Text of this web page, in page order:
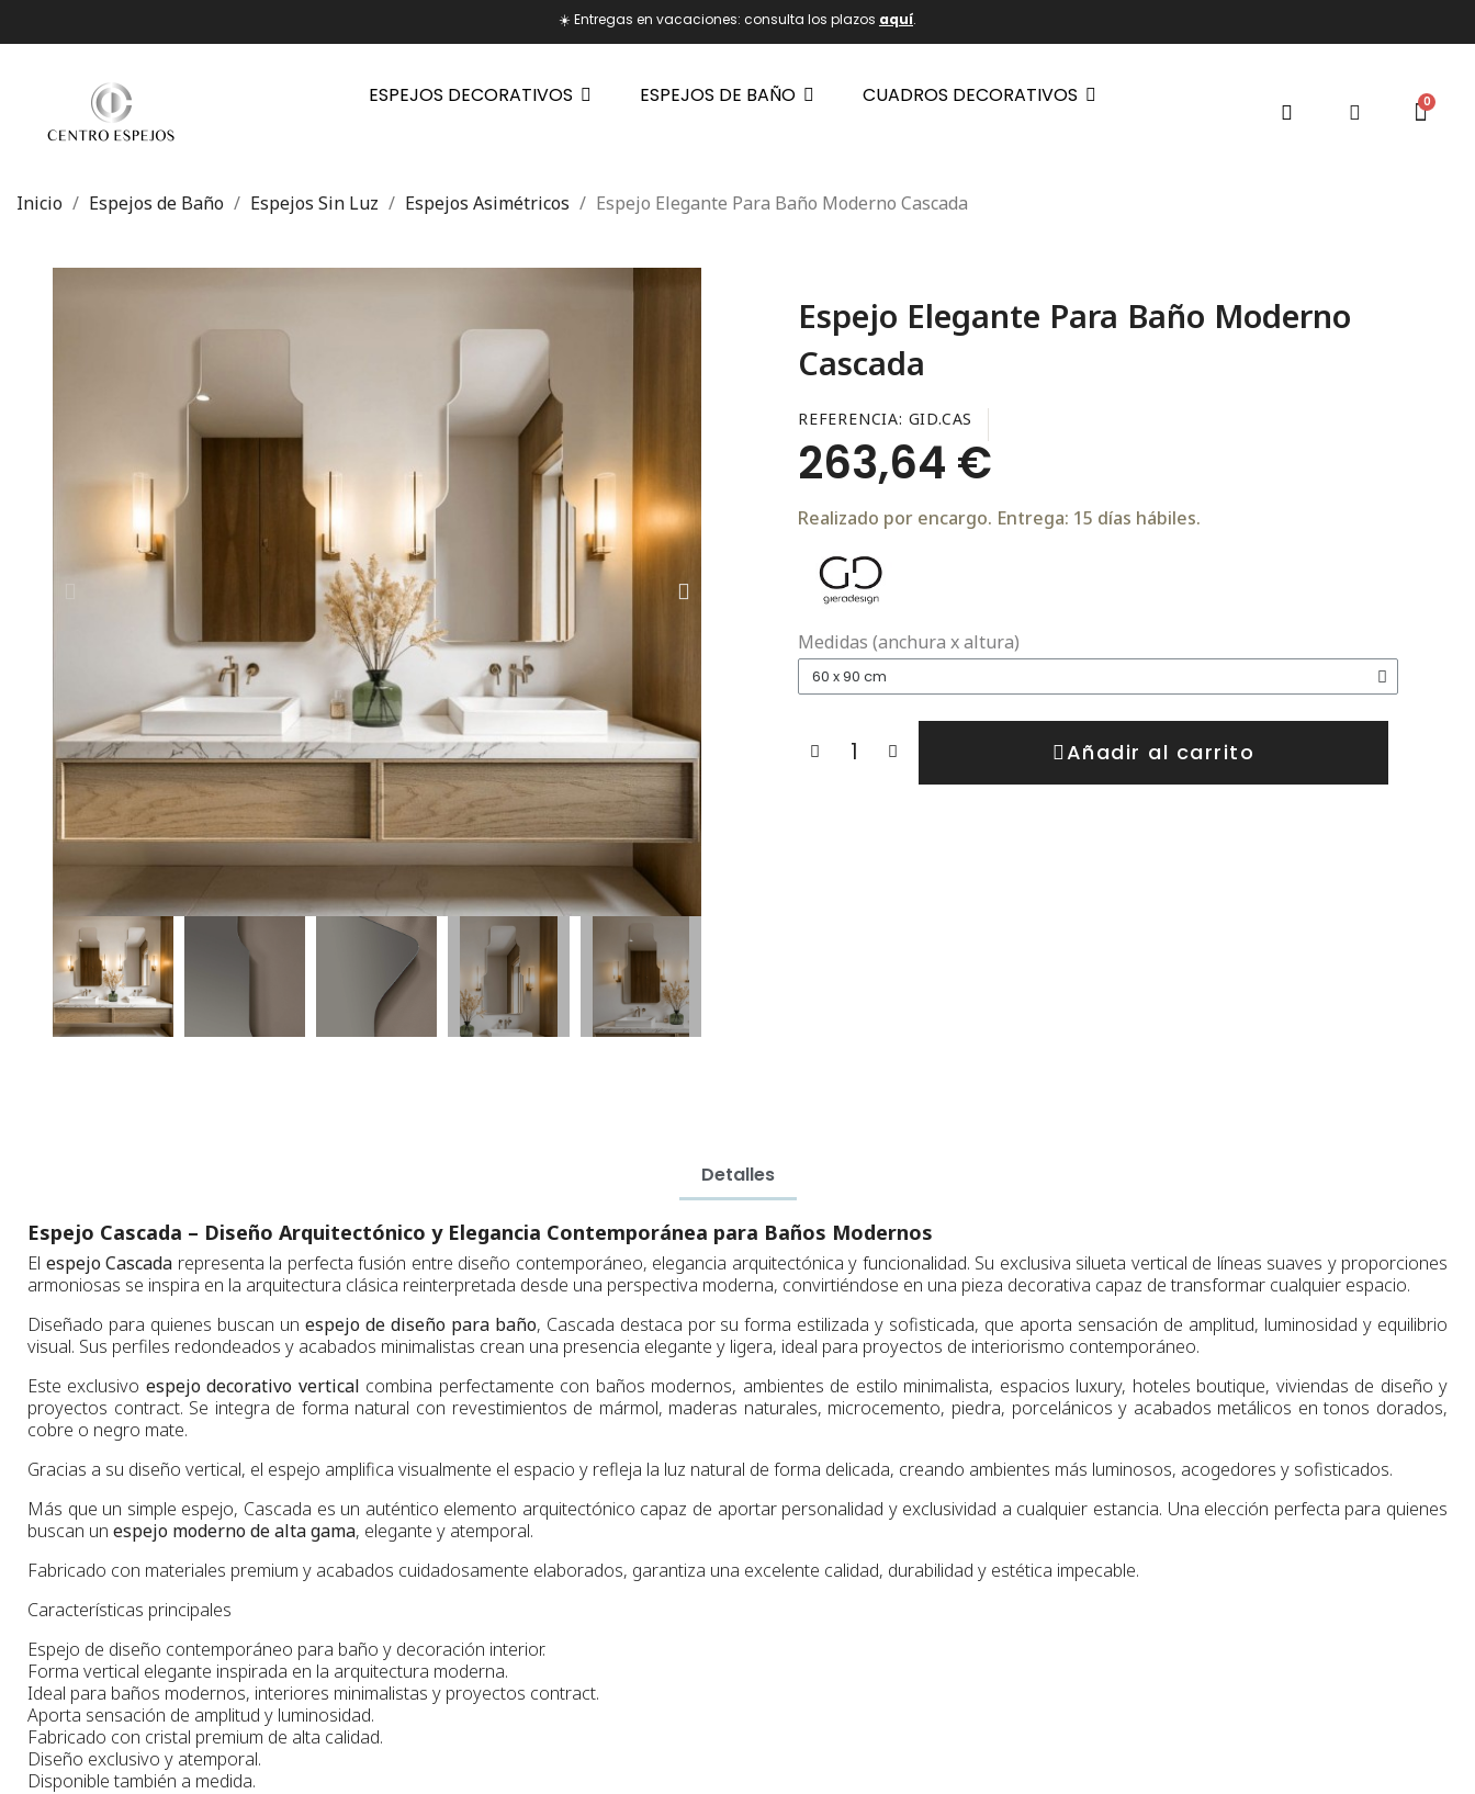
☀️ Entregas en vacaciones: consulta los plazos aquí.
ESPEJOS DECORATIVOS ESPEJOS DE BAÑO CUADROS DECORATIVOS
Inicio Espejos de Baño Espejos Sin Luz Espejos Asimétricos Espejo Elegante Para Baño Moderno Cascada
Espejo Elegante Para Baño Moderno
Cascada
REFERENCIA GID.CAS
263,64 €
Realizado por encargo. Entrega: 15 días hábiles.
Medidas (anchura x altura)
Añadir al carrito
Detalles
Espejo Cascada – Diseño Arquitectónico y Elegancia Contemporánea para Baños Modernos
El espejo Cascada representa la perfecta fusión entre diseño contemporáneo, elegancia arquitectónica y funcionalidad. Su exclusiva silueta vertical de líneas suaves y proporciones
armoniosas se inspira en la arquitectura clásica reinterpretada desde una perspectiva moderna, convirtiéndose en una pieza decorativa capaz de transformar cualquier espacio.
Diseñado para quienes buscan un espejo de diseño para baño, Cascada destaca por su forma estilizada y sofisticada, que aporta sensación de amplitud, luminosidad y equilibrio
visual. Sus perfiles redondeados y acabados minimalistas crean una presencia elegante y ligera, ideal para proyectos de interiorismo contemporáneo.
Este exclusivo espejo decorativo vertical combina perfectamente con baños modernos, ambientes de estilo minimalista, espacios luxury, hoteles boutique, viviendas de diseño y
proyectos contract. Se integra de forma natural con revestimientos de mármol, maderas naturales, microcemento, piedra, porcelánicos y acabados metálicos en tonos dorados,
cobre o negro mate.
Gracias a su diseño vertical, el espejo amplifica visualmente el espacio y refleja la luz natural de forma delicada, creando ambientes más luminosos, acogedores y sofisticados.
Más que un simple espejo, Cascada es un auténtico elemento arquitectónico capaz de aportar personalidad y exclusividad a cualquier estancia. Una elección perfecta para quienes
buscan un espejo moderno de alta gama, elegante y atemporal.
Fabricado con materiales premium y acabados cuidadosamente elaborados, garantiza una excelente calidad, durabilidad y estética impecable.
Características principales
Espejo de diseño contemporáneo para baño y decoración interior.
Forma vertical elegante inspirada en la arquitectura moderna.
Ideal para baños modernos, interiores minimalistas y proyectos contract.
Aporta sensación de amplitud y luminosidad.
Fabricado con cristal premium de alta calidad.
Diseño exclusivo y atemporal.
Disponible también a medida.